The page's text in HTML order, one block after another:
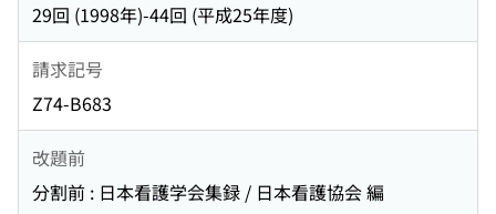
29回 (1998年)-44回 (平成25年度)
請求記号
Z74-B683
改題前
分割前 : 日本看護学会集録 / 日本看護協会 編